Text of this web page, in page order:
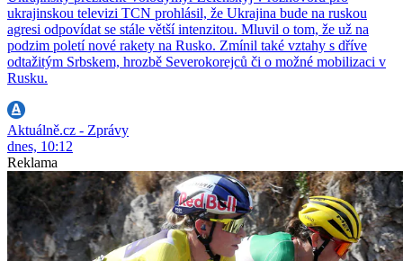
ukrajinskou televizi TCN prohlásil, že Ukrajina bude na ruskou
agresi odpovídat se stále větší intenzitou. Mluvil o tom, že už na
podzim poletí nové rakety na Rusko. Zmínil také vztahy s dříve
odtažitým Srbskem, hrozbě Severokorejců či o možné mobilizaci v
Rusku.
Aktuálně.cz - Zprávy
dnes, 10:12
Reklama